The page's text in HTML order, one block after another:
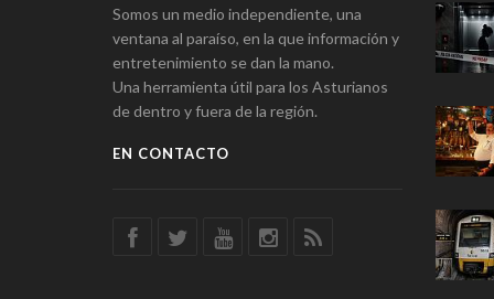
Somos un medio independiente, una
ventana al paraíso, en la que información y
entretenimiento se dan la mano.
Una herramienta útil para los Asturianos
de dentro y fuera de la región.
EN CONTACTO